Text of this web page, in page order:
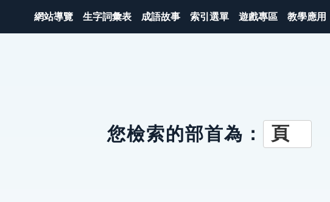
網站導覽 生字詞彙表 成語故事 索引選單 遊戲專區 教學應用
您檢索的部首為： 頁